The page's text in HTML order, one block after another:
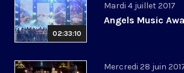
02:33:10
Mardi 4 juillet 2017
Angels Music
Mercredi 28 juin